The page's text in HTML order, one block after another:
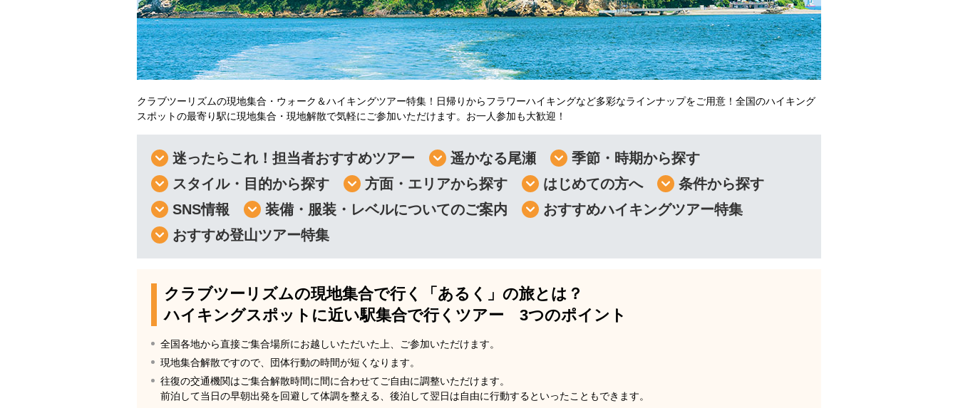
クラブツーリズムの現地集合・ウォーク＆ハイキングツアー特集！日帰りからフラワーハイキングなど多彩なラインナップをご用意！全国のハイキング
スポットの最寄り駅に現地集合・現地解散で気軽にご参加いただけます。お一人参加も大歓迎！
迷ったらこれ！担当者おすすめツアー 遥かなる尾瀬
季節・時期から探す
スタイル・目的から探す
方面・エリアから探す はじめての方へ
条件から探す
SNS情報
装備・服装・レベルについてのご案内
おすすめハイキングツアー特集
おすすめ登山ツアー特集
クラブツーリズムの現地集合で行く「あるく」の旅とは？
ハイキングスポットに近い駅集合で行くツアー 3つのポイント
全国各地から直接ご集合場所にお越しいただいた上、ご参加いただけます。
現地集合解散ですので、団体行動の時間が短くなります。
往復の交通機関はご集合解散時間に間に合わせてご自由に調整いただけます。
前泊して当日の早朝出発を回避して体調を整える、後泊して翌日は自由に行動するといったこともできます。